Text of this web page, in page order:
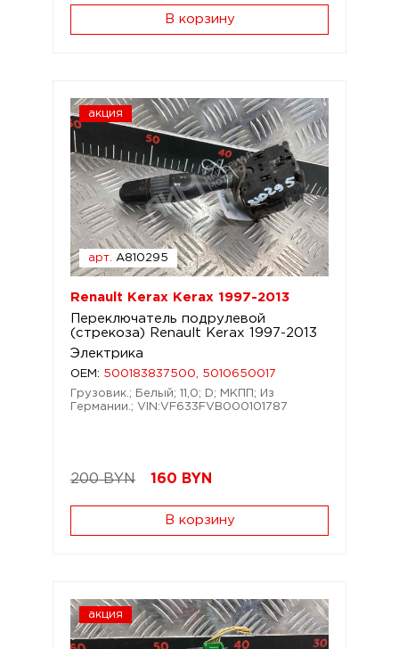
В корзину
акция
арт. A810295
Renault Kerax Kerax 1997-2013
Переключатель подрулевой
(стрекоза) Renault Kerax 1997-2013
Электрика
OEM: 500183837500, 5010650017
Грузовик.; Белый; 11,0; D; МКПП; Из
Германии.; VIN:VF633FVB000101787
200 BYN 160 BYN
В корзину
акция